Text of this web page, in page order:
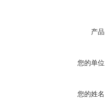
产品
您的单位
您的姓名